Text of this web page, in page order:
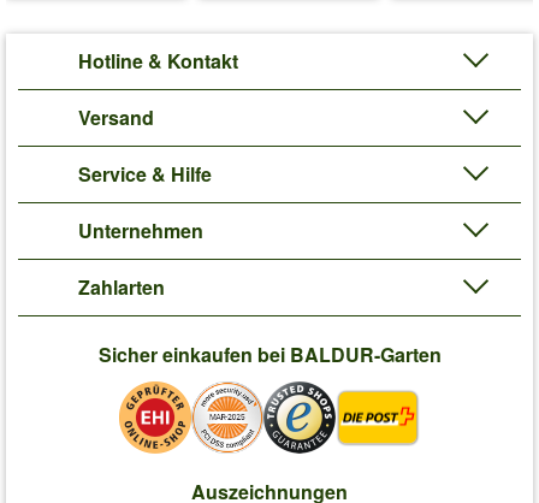
Hotline & Kontakt
Versand
Service & Hilfe
Unternehmen
Zahlarten
Sicher einkaufen bei BALDUR-Garten
Auszeichnungen